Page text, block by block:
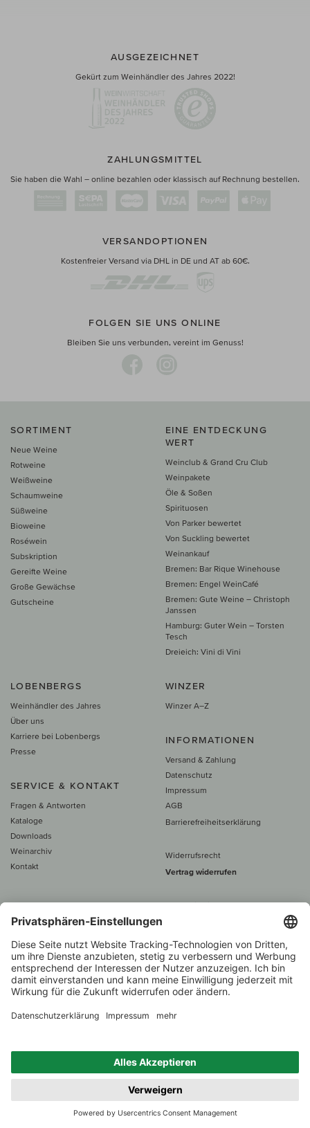
AUSGEZEICHNET
Gekürt zum Weinhändler des Jahres 2022!
ZAHLUNGSMITTEL
Sie haben die Wahl – online bezahlen oder klassisch auf Rechnung bestellen.
VERSANDOPTIONEN
Kostenfreier Versand via DHL in DE und AT ab 60€.
FOLGEN SIE UNS ONLINE
Bleiben Sie uns verbunden, vereint im Genuss!
SORTIMENT
Neue Weine
Rotweine
Weißweine
Schaumweine
Süßweine
Bioweine
Roséwein
Subskription
Gereifte Weine
Große Gewächse
Gutscheine
EINE ENTDECKUNG
WERT
Weinclub & Grand Cru Club
Weinpakete
Öle & Soßen
Spirituosen
Von Parker bewertet
Von Suckling bewertet
Weinankauf
Bremen: Bar Rique Winehouse
Bremen: Engel WeinCafé
Bremen: Gute Weine – Christoph
Janssen
Hamburg: Guter Wein – Torsten
Tesch
Dreieich: Vini di Vini
LOBENBERGS
Weinhändler des Jahres
Über uns
Karriere bei Lobenbergs
Presse
SERVICE & KONTAKT
Fragen & Antworten
Kataloge
Downloads
Weinarchiv
Kontakt
WINZER
Winzer A–Z
INFORMATIONEN
Versand & Zahlung
Datenschutz
Impressum
AGB
Barrierefreiheitserklärung
Widerrufsrecht
Vertrag widerrufen
Alle Preise inkl. MwSt., zzgl. 5 €
60 € versand­kosten­
Beratung unter
1.000 Winzer –
Weinhändler
des Jahres 2022
Zurück